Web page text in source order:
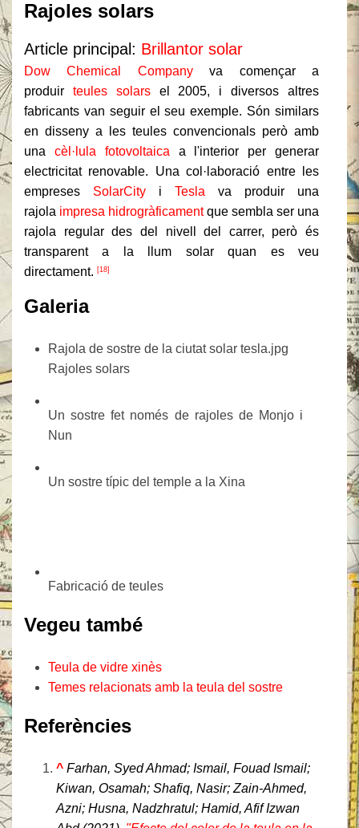
Rajoles solars
Article principal: Brillantor solar
Dow Chemical Companyva començar a
produir teules solarsel 2005, i diversos altres
fabricants van seguir el seu exemple. Són similars
en disseny a les teules convencionals però amb
una cèl·lula fotovoltaica a l'interior per generar
electricitat renovable. Una col·laboració entre les
empreses SolarCity i Tesla va produir una
rajola impresa hidrogràficamentque sembla ser una
rajola regular des del nivell del carrer, però és
transparent a la llum solar quan es veu
directament. [18]
Galeria
Rajola de sostre de la ciutat solar tesla.jpg
Rajoles solars
Un sostre fet només de rajoles de Monjo i
Nun
Un sostre típic del temple a la Xina
Fabricació de teules
Vegeu també
Teula de vidre xinès
Temes relacionats amb la teula del sostre
Referències
^ Farhan, Syed Ahmad; Ismail, Fouad Ismail;
Kiwan, Osamah; Shafiq, Nasir; Zain-Ahmed,
Azni; Husna, Nadzhratul; Hamid, Afif Izwan